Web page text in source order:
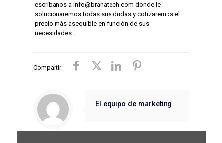
escríbanos a info@branatech.com donde le
solucionaremos todas sus dudas y cotizaremos el
precio más asequible en función de sus
necesidades.
Compartir
El equipo de marketing